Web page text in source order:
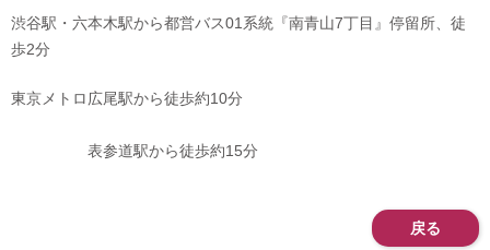
渋谷駅・六本木駅から都営バス01系統『南青山7丁目』停留所、徒
歩2分
東京メトロ広尾駅から徒歩約10分
表参道駅から徒歩約15分
戻る